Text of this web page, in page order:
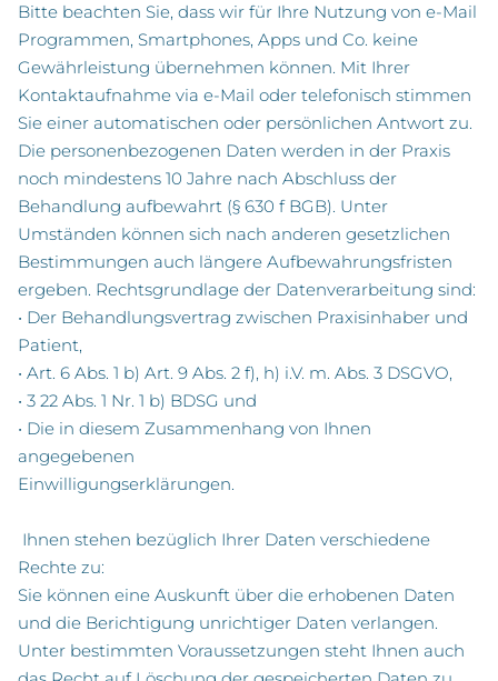
Bitte beachten Sie, dass wir für Ihre Nutzung von e-Mail
Programmen, Smartphones, Apps und Co. keine
Gewährleistung übernehmen können. Mit Ihrer
Kontaktaufnahme via e-Mail oder telefonisch stimmen
Sie einer automatischen oder persönlichen Antwort zu.
Die personenbezogenen Daten werden in der Praxis
noch mindestens 10 Jahre nach Abschluss der
Behandlung aufbewahrt (§ 630 f BGB). Unter
Umständen können sich nach anderen gesetzlichen
Bestimmungen auch längere Aufbewahrungsfristen
ergeben. Rechtsgrundlage der Datenverarbeitung sind:
• Der Behandlungsvertrag zwischen Praxisinhaber und
Patient,
• Art. 6 Abs. 1 b) Art. 9 Abs. 2 f), h) i.V. m. Abs. 3 DSGVO,
• 3 22 Abs. 1 Nr. 1 b) BDSG und
• Die in diesem Zusammenhang von Ihnen
angegebenen
Einwilligungserklärungen.
Ihnen stehen bezüglich Ihrer Daten verschiedene
Rechte zu:
Sie können eine Auskunft über die erhobenen Daten
und die Berichtigung unrichtiger Daten verlangen.
Unter bestimmten Voraussetzungen steht Ihnen auch